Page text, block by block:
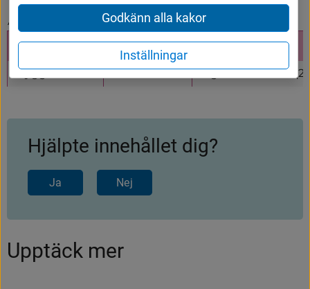
Avgift för trygghetslarm 2026
Insats
Trygghetslarm 255 kr/månad Ingår i maxtaxan
Hjälpte innehållet dig?
Ja Nej
Upptäck mer
Godkänn alla kakor
Inställningar